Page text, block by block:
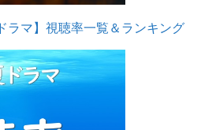
ラマ】視聴率一覧＆ランキング